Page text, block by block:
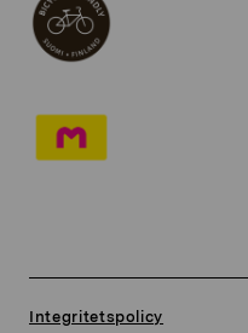
Integritetspolicy